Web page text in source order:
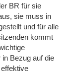
BR für sie
sie muss in
und für alle
kommt
in Bezug auf die